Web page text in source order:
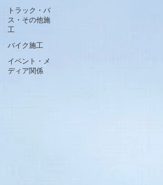
トラック・バ
ス・その他施
工
バイク施工
イベント・メ
ディア関係